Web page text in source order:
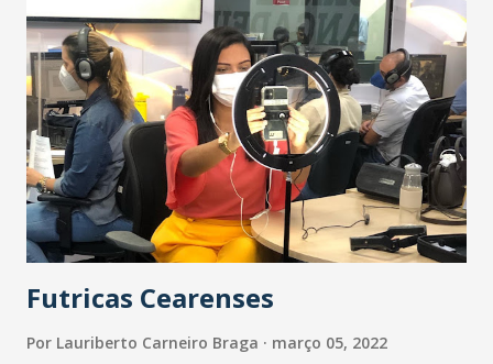
Futricas Cearenses
Por Lauriberto Carneiro Braga março 05, 2022